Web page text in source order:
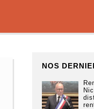
NOS